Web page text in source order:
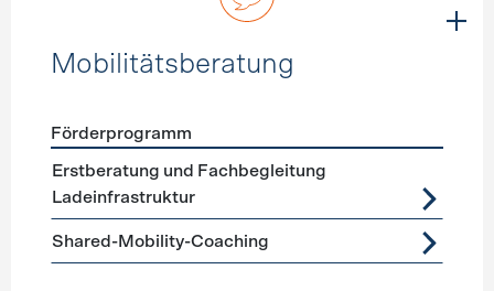
Mobilitätsberatung
Förderprogramme Mobilitätsberatung
Förderprogramm
Erstberatung und Fachbegleitung
Ladeinfrastruktur
Shared-Mobility-Coaching